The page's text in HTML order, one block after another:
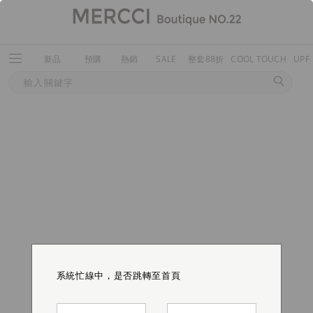
新品 預購 熱銷 SALE 整套88折 COOL TOUCH
系統忙線中，是否跳轉至首頁
系統忙線中，是否跳轉至首頁
系統忙線中，是否跳轉至首頁
系統忙線中，是否跳轉至首頁
系統忙線中，是否跳轉至首頁